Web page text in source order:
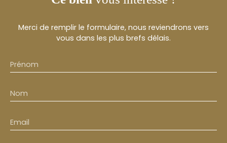
Merci de remplir le formulaire, nous reviendrons vers
vous dans les plus brefs délais.
Prénom
Nom
Email